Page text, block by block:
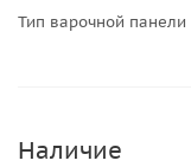
Тип варочной панели
Наличие